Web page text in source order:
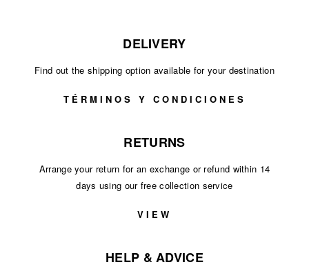
DELIVERY
Find out the shipping option available for your destination
TÉRMINOS Y CONDICIONES
RETURNS
Arrange your return for an exchange or refund within 14
days using our free collection service
VIEW
HELP & ADVICE